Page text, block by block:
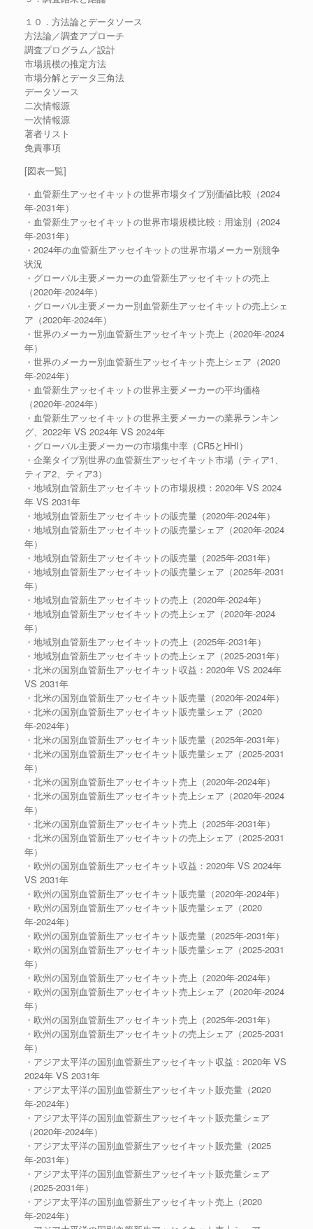
１０．方法論とデータソース
方法論／調査アプローチ
調査プログラム／設計
市場規模の推定方法
市場分解とデータ三角法
データソース
二次情報源
一次情報源
著者リスト
免責事項
[図表一覧]
・血管新生アッセイキットの世界市場タイプ別価値比較（2024
年-2031年）
・血管新生アッセイキットの世界市場規模比較：用途別（2024
年-2031年）
・2024年の血管新生アッセイキットの世界市場メーカー別競争
状況
・グローバル主要メーカーの血管新生アッセイキットの売上
（2020年-2024年）
・グローバル主要メーカー別血管新生アッセイキットの売上シェ
ア（2020年-2024年）
・世界のメーカー別血管新生アッセイキット売上（2020年-2024
年）
・世界のメーカー別血管新生アッセイキット売上シェア（2020
年-2024年）
・血管新生アッセイキットの世界主要メーカーの平均価格
（2020年-2024年）
・血管新生アッセイキットの世界主要メーカーの業界ランキン
グ、2022年 VS 2024年 VS 2024年
・グローバル主要メーカーの市場集中率（CR5とHHI）
・企業タイプ別世界の血管新生アッセイキット市場（ティア1、
ティア2、ティア3）
・地域別血管新生アッセイキットの市場規模：2020年 VS 2024
年 VS 2031年
・地域別血管新生アッセイキットの販売量（2020年-2024年）
・地域別血管新生アッセイキットの販売量シェア（2020年-2024
年）
・地域別血管新生アッセイキットの販売量（2025年-2031年）
・地域別血管新生アッセイキットの販売量シェア（2025年-2031
年）
・地域別血管新生アッセイキットの売上（2020年-2024年）
・地域別血管新生アッセイキットの売上シェア（2020年-2024
年）
・地域別血管新生アッセイキットの売上（2025年-2031年）
・地域別血管新生アッセイキットの売上シェア（2025-2031年）
・北米の国別血管新生アッセイキット収益：2020年 VS 2024年
VS 2031年
・北米の国別血管新生アッセイキット販売量（2020年-2024年）
・北米の国別血管新生アッセイキット販売量シェア（2020
年-2024年）
・北米の国別血管新生アッセイキット販売量（2025年-2031年）
・北米の国別血管新生アッセイキット販売量シェア（2025-2031
年）
・北米の国別血管新生アッセイキット売上（2020年-2024年）
・北米の国別血管新生アッセイキット売上シェア（2020年-2024
年）
・北米の国別血管新生アッセイキット売上（2025年-2031年）
・北米の国別血管新生アッセイキットの売上シェア（2025-2031
年）
・欧州の国別血管新生アッセイキット収益：2020年 VS 2024年
VS 2031年
・欧州の国別血管新生アッセイキット販売量（2020年-2024年）
・欧州の国別血管新生アッセイキット販売量シェア（2020
年-2024年）
・欧州の国別血管新生アッセイキット販売量（2025年-2031年）
・欧州の国別血管新生アッセイキット販売量シェア（2025-2031
年）
・欧州の国別血管新生アッセイキット売上（2020年-2024年）
・欧州の国別血管新生アッセイキット売上シェア（2020年-2024
年）
・欧州の国別血管新生アッセイキット売上（2025年-2031年）
・欧州の国別血管新生アッセイキットの売上シェア（2025-2031
年）
・アジア太平洋の国別血管新生アッセイキット収益：2020年 VS
2024年 VS 2031年
・アジア太平洋の国別血管新生アッセイキット販売量（2020
年-2024年）
・アジア太平洋の国別血管新生アッセイキット販売量シェア
（2020年-2024年）
・アジア太平洋の国別血管新生アッセイキット販売量（2025
年-2031年）
・アジア太平洋の国別血管新生アッセイキット販売量シェア
（2025-2031年）
・アジア太平洋の国別血管新生アッセイキット売上（2020
年-2024年）